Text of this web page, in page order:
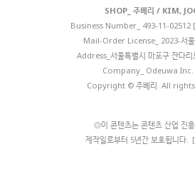
SHOP_ 주베리 / KIM,
Business Number_ 493-11-02512
Mail-Order License_ 2023-서울
Address_서울특별시 마포구 잔다
Company_ Odeuwa Inc.
Copyright © 주베리. All
◎이 콘텐츠는 콘텐츠 산업 진
제작일로부터 5년간 보호됩니다.